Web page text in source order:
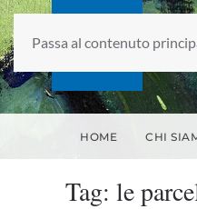
Passa al contenuto
HOME CHI
Tag: le